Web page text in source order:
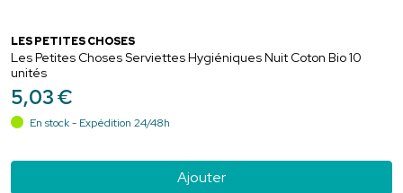
LES PETITES CHOSES
Les Petites Choses Serviettes Hygiéniques Nuit Coton Bio 10
unités
5,03€
En stock - Expédition 24/48h
Ajouter